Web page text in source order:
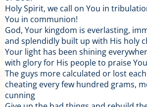
Holy Spirit, we call on You in
You in communion!
God, Your kingdom is everlasting,
and splendidly built up with His holy
Your light has been shining
with glory for His people to praise You
The guys more calculated or lost
cheating every few hundred grams,
cunning